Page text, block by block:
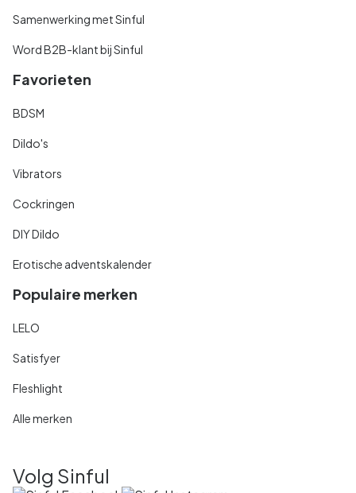
Samenwerking met Sinful
Word B2B-klant bij Sinful
Favorieten
BDSM
Dildo's
Vibrators
Cockringen
DIY Dildo
Erotische adventskalender
Populaire merken
LELO
Satisfyer
Fleshlight
Alle merken
Volg Sinful